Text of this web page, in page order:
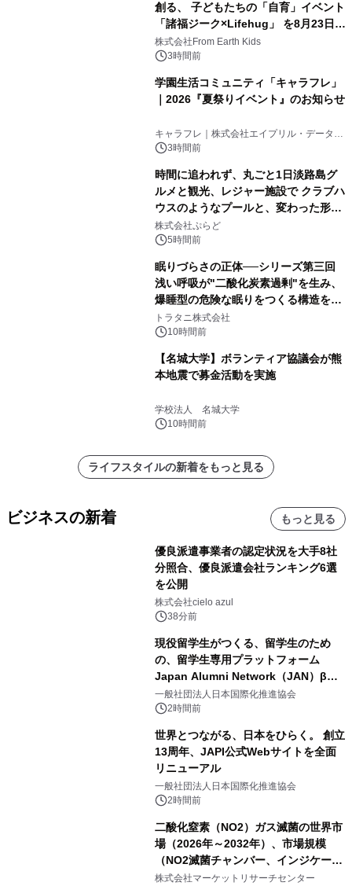
創る、 子どもたちの「自育」イベント
「諸福ジーク×Lifehug」 を8月23日
(日)開催
株式会社From Earth Kids
3時間前
学園生活コミュニティ「キャラフレ」
｜2026『夏祭りイベント』のお知らせ
キャラフレ｜株式会社エイプリル・データ・
デザインズ
3時間前
時間に追われず、丸ごと1日淡路島グ
ルメと観光、レジャー施設で クラブハ
ウスのようなプールと、変わった形の
サウナも 「THE BOXY AWAJI」のお
得な素泊まり連泊プランで
株式会社ぷらど
5時間前
眠りづらさの正体──シリーズ第三回
浅い呼吸が"二酸化炭素過剰"を生み、
爆睡型の危険な眠りをつくる構造を解
説
トラタニ株式会社
10時間前
【名城大学】ボランティア協議会が熊
本地震で募金活動を実施
学校法人 名城大学
10時間前
ライフスタイルの新着をもっと見る
ビジネスの新着 もっと見る
優良派遣事業者の認定状況を大手8社
分照合、優良派遣会社ランキング6選
を公開
株式会社cielo azul
38分前
現役留学生がつくる、留学生のため
の、留学生専用プラットフォーム
Japan Alumni Network（JAN）β版
をリリース
一般社団法人日本国際化推進協会
2時間前
世界とつながる、日本をひらく。 創立
13周年、JAPI公式Webサイトを全面
リニューアル
一般社団法人日本国際化推進協会
2時間前
二酸化窒素（NO2）ガス滅菌の世界市
場（2026年～2032年）、市場規模
（NO2滅菌チャンバー、インジケータ
ーおよびモニタリングシステム、その
株式会社マーケットリサーチセンター